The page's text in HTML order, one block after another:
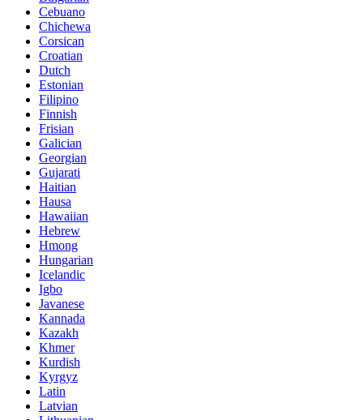
Cebuano
Chichewa
Corsican
Croatian
Dutch
Estonian
Filipino
Finnish
Frisian
Galician
Georgian
Gujarati
Haitian
Hausa
Hawaiian
Hebrew
Hmong
Hungarian
Icelandic
Igbo
Javanese
Kannada
Kazakh
Khmer
Kurdish
Kyrgyz
Latin
Latvian